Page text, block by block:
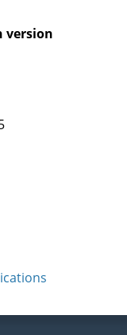
version